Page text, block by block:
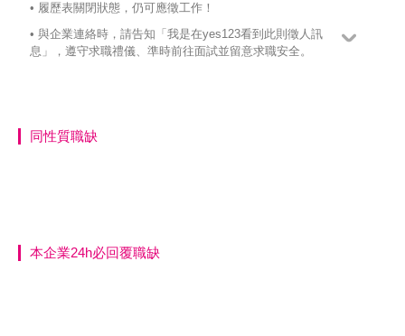
• 履歷表關閉狀態，仍可應徵工作！
• 與企業連絡時，請告知「我是在yes123看到此則徵人訊
息」，遵守求職禮儀、準時前往面試並留意求職安全。
同性質職缺
本企業24h必回覆職缺